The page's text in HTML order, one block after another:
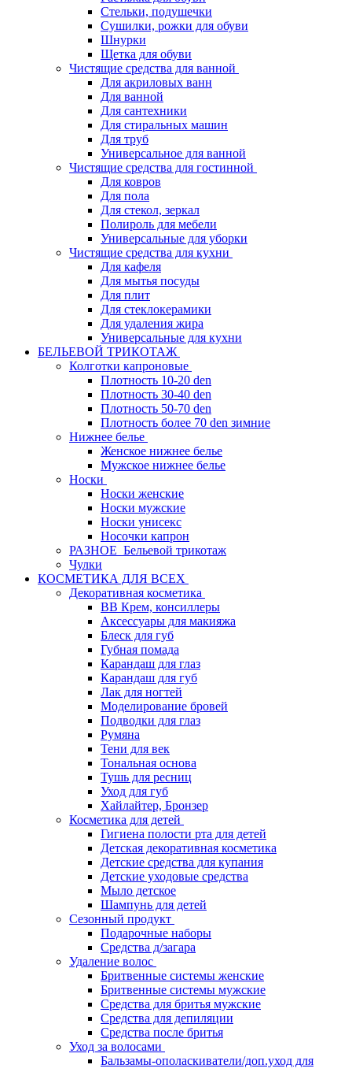
Стельки, подушечки
Сушилки, рожки для обуви
Шнурки
Щетка для обуви
Чистящие средства для ванной
Для акриловых ванн
Для ванной
Для сантехники
Для стиральных машин
Для труб
Универсальное для ванной
Чистящие средства для гостинной
Для ковров
Для пола
Для стекол, зеркал
Полироль для мебели
Универсальные для уборки
Чистящие средства для кухни
Для кафеля
Для мытья посуды
Для плит
Для стеклокерамики
Для удаления жира
Универсальные для кухни
БЕЛЬЕВОЙ ТРИКОТАЖ
Колготки капроновые
Плотность 10-20 den
Плотность 30-40 den
Плотность 50-70 den
Плотность более 70 den зимние
Нижнее белье
Женское нижнее белье
Мужское нижнее белье
Носки
Носки женские
Носки мужские
Носки унисекс
Носочки капрон
РАЗНОЕ_Бельевой трикотаж
Чулки
КОСМЕТИКА ДЛЯ ВСЕХ
Декоративная косметика
BB Крем, консиллеры
Аксессуары для макияжа
Блеск для губ
Губная помада
Карандаш для глаз
Карандаш для губ
Лак для ногтей
Моделирование бровей
Подводки для глаз
Румяна
Тени для век
Тональная основа
Тушь для ресниц
Уход для губ
Хайлайтер, Бронзер
Косметика для детей
Гигиена полости рта для детей
Детская декоративная косметика
Детские средства для купания
Детские уходовые средства
Мыло детское
Шампунь для детей
Сезонный продукт
Подарочные наборы
Средства д/загара
Удаление волос
Бритвенные системы женские
Бритвенные системы мужские
Средства для бритья мужские
Средства для депиляции
Средства после бритья
Уход за волосами
Бальзамы-ополаскиватели/доп.уход для